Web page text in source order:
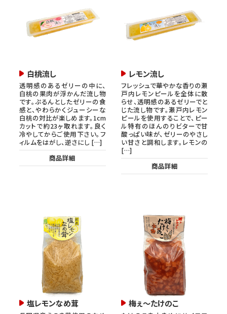
白桃流し
透明感のあるゼリーの中に、
白桃の果肉が浮かんだ流し物
です。ぷるんとしたゼリーの食
感と、やわらかくジューシーな
白桃の対比が楽しめます。1cm
カットで約23ヶ取れます。良く
冷やしてからご使用下さい。フ
ィルムをはがし、逆さにし […]
商品詳細
レモン流し
フレッシュで華やかな香りの瀬
戸内レモンピールを全体に散
らせ、透明感のあるゼリーでと
じた流し物です。瀬戸内レモン
ピールを使用することで、ピー
ル特有のほんのりビターで甘
酸っぱい味が、ゼリーのやさし
い甘さと調和します。レモンの
[…]
商品詳細
塩レモンなめ茸 梅ぇ～たけのこ